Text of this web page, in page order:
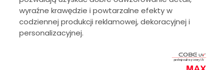
wyraźne krawędzie i powtarzalne efekty w
codziennej produkcji reklamowej, dekoracyjnej i
personalizacyjnej.